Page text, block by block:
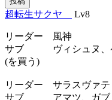
超転生サクヤ Lv8
リーダー 風神
サブ ヴィシュヌ、ペ
(を買う)
リーダー サラスヴァテ
サブ アマツ、ガブリ